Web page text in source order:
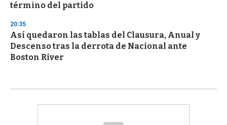
término del partido
20:35
Así quedaron las tablas del Clausura, Anual y
Descenso tras la derrota de Nacional ante
Boston River